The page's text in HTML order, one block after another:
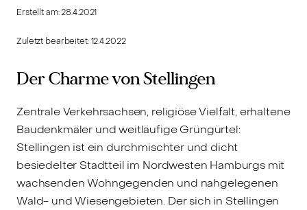
Erstellt am:28.4.2021
Zuletzt bearbeitet:12.4.2022
Der Charme von Stellingen
Zentrale Verkehrsachsen, religiöse Vielfalt, erhaltene
Baudenkmäler und weitläufige Grüngürtel:
Stellingen ist ein durchmischter und dicht
besiedelter Stadtteil im Nordwesten Hamburgs mit
wachsenden Wohngegenden und nahgelegenen
Wald- und Wiesengebieten. Der sich in Stellingen